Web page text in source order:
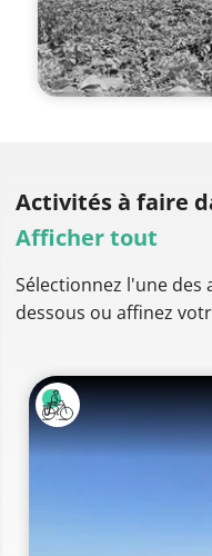
Activités à faire
Afficher tout
Sélectionnez l'une des
dessous ou affinez